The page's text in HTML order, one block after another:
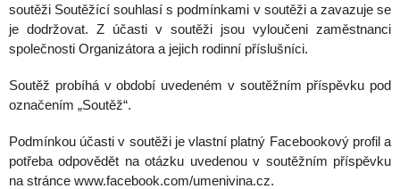
soutěži Soutěžící souhlasí s podmínkami v soutěži a zavazuje se
je dodržovat. Z účasti v soutěži jsou vyloučeni zaměstnanci
společnosti Organizátora a jejich rodinní příslušníci.
Soutěž probíhá v období uvedeném v soutěžním příspěvku pod
označením „Soutěž“.
Podmínkou účasti v soutěži je vlastní platný Facebookový profil a
potřeba odpovědět na otázku uvedenou v soutěžním příspěvku
na stránce www.facebook.com/umenivina.cz.